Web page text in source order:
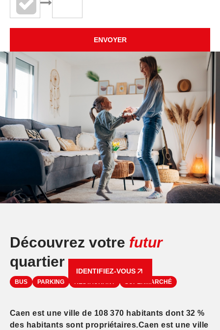
ENVOYER
Découvrez votre futur
quartier
IDENTIFIEZ-VOUS
Caen est une ville de 108 370 habitants dont 32 %
des habitants sont propriétaires.Caen est une ville
BUS PARKING RESTAURANT SUPERMARCHÉ